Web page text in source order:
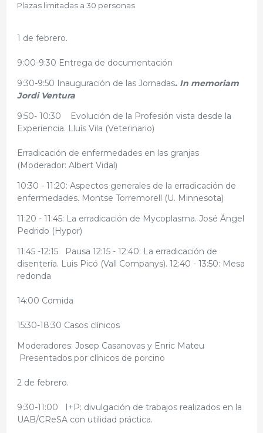
Plazas limitadas a 30 personas
1 de febrero.
9:00-9:30 Entrega de documentación
9:30-9:50 Inauguración de las Jornadas. In memoriam
Jordi Ventura
9:50- 10:30 Evolución de la Profesión vista desde la
Experiencia. Lluís Vila (Veterinario)
Erradicación de enfermedades en las granjas
(Moderador: Albert Vidal)
10:30 - 11:20: Aspectos generales de la erradicación de
enfermedades. Montse Torremorell (U. Minnesota)
11:20 - 11:45: La erradicación de Mycoplasma. José Ángel
Pedrido (Hypor)
11:45 -12:15 Pausa 12:15 - 12:40: La erradicación de
disentería. Luis Picó (Vall Companys). 12:40 - 13:50: Mesa
redonda
14:00 Comida
15:30-18:30 Casos clínicos
Moderadores: Josep Casanovas y Enric Mateu
Presentados por clínicos de porcino
2 de febrero.
9:30-11:00 I+P: divulgación de trabajos realizados en la
UAB/CReSA con utilidad práctica.